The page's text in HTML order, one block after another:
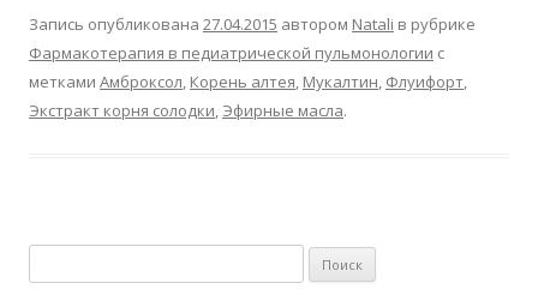
Запись опубликована 27.04.2015 автором Natali в рубрике
Фармакотерапия в педиатрической пульмонологии с
метками Амброксол, Корень алтея, Мукалтин, Флуифорт,
Экстракт корня солодки, Эфирные масла.